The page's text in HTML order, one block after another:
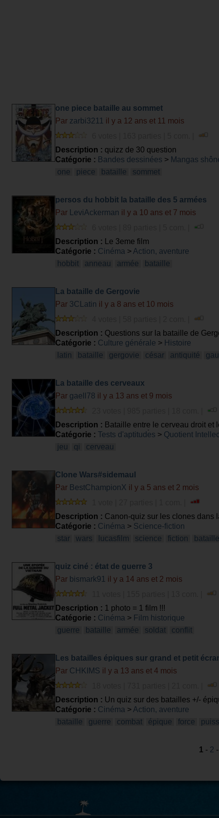
one piece bataille au sommet
Par zarbi3211 il y a 12 ans et 11 mois
Description : quizz de 30 question
Catégorie : Bandes dessinées > Mangas
one
piece bataille sommet
persos du hobbit la bataille des 5 armées
Par
LeviAckerman il y a 10 ans et 7 mois
Description : Le 3eme film
Catégorie : Cinéma > Action, aventure
hobbit
anneau armée bataille
La bataille de Gergovie
Par 3CLatin il y a 8 ans et 10 mois
Description : Questions sur la bataille de
Catégorie : Culture générale > Histoire
latin
bataille gergovie césar antiquité
La bataille des cerveaux
Par gaell78 il y a 13 ans et 9 mois
Description : Bataille entre le cerveau droit et
Quizity est-ce que cela va être si simple et
Catégorie : Tests d'aptitudes > Quotient
jeu
qi cerveau
Clone Wars#sidemaul
Par BestChampionX il y a 5 ans et 2 mois
Description : Canon-quiz sur les clones dans
Catégorie : Cinéma > Science-fiction
star
wars lucasfilm science fiction bataille
quiz ciné : état de guerre 3
Par bismark91 il y a 14 ans et 2 mois
Description : 1 photo = 1 film !!!
Catégorie : Cinéma > Film historique
guerre
bataille armée soldat conflit
Les batailles épiques sur grand et petit
Par CHKIMS il y a 13 ans et 4 mois
Description : Un quiz sur des batailles +/-
Catégorie : Cinéma > Action, aventure
bataille
guerre combat épique force
1 - 2